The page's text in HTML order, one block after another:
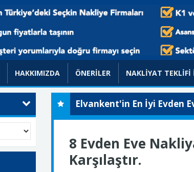
HAKKIMIZDA ÖNERİLER NAKLİYAT TEKLİFİ
Elvankent'in En İyi Evden
8 Evden Eve
Karşılaştır.